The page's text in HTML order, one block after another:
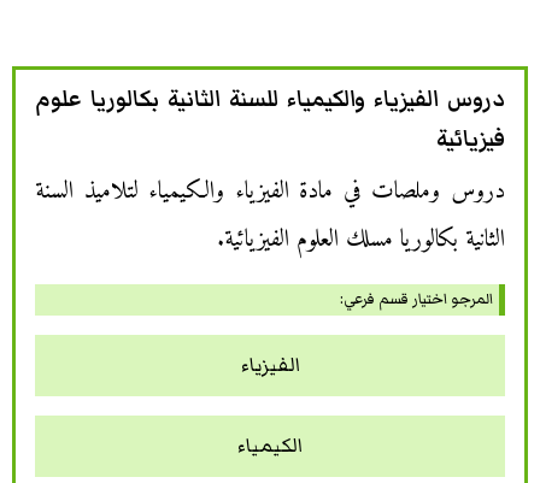
دروس الفيزياء والكيمياء للسنة الثانية بكالوريا علوم
فيزيائية
دروس وملصات في مادة الفيزياء والكيمياء لتلاميذ السنة
الثانية بكالوريا مسلك العلوم الفيزيائية.
المرجو اختيار قسم فرعي:
الفيزياء
الكيمياء